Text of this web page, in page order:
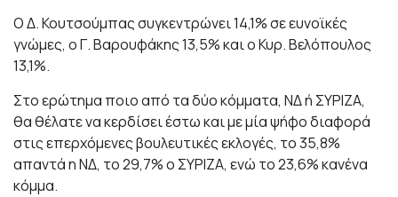
Ο Δ. Κουτσούμπας συγκεντρώνει 14,1% σε ευνοϊκές
γνώμες, ο Γ. Βαρουφάκης 13,5% και ο Κυρ. Βελόπουλος
13,1%.
Στο ερώτημα ποιο από τα δύο κόμματα, ΝΔ ή ΣΥΡΙΖΑ,
θα θέλατε να κερδίσει έστω και με μία ψήφο διαφορά
στις επερχόμενες βουλευτικές εκλογές, το 35,8%
απαντά η ΝΔ, το 29,7% ο ΣΥΡΙΖΑ, ενώ το 23,6% κανένα
κόμμα.